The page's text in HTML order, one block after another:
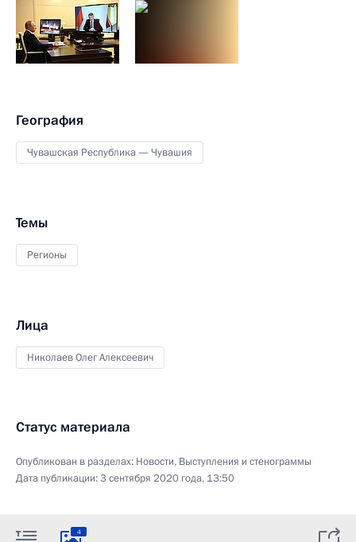
География
Чувашская Республика — Чувашия
Темы
Регионы
Лица
Николаев Олег Алексеевич
Статус материала
Опубликован в разделах: Новости, Выступления и стенограммы
Дата публикации:3 сентября 2020 года, 13:50
4